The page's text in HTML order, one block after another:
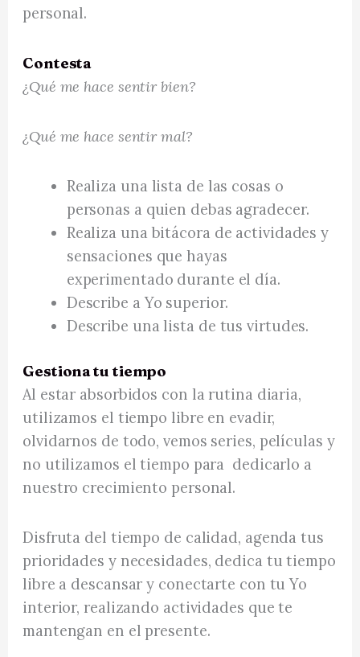
personal.
Contesta
¿Qué me hace sentir bien?
¿Qué me hace sentir mal?
Realiza una lista de las cosas o
personas a quien debas agradecer.
Realiza una bitácora de actividades y
sensaciones que hayas
experimentado durante el día.
Describe a Yo superior.
Describe una lista de tus virtudes.
Gestiona tu tiempo
Al estar absorbidos con la rutina diaria,
utilizamos el tiempo libre en evadir,
olvidarnos de todo, vemos series, películas y
no utilizamos el tiempo para dedicarlo a
nuestro crecimiento personal.
Disfruta del tiempo de calidad, agenda tus
prioridades y necesidades, dedica tu tiempo
libre a descansar y conectarte con tu Yo
interior, realizando actividades que te
mantengan en el presente.